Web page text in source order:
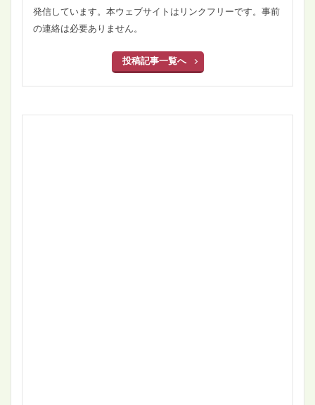
発信しています。本ウェブサイトはリンクフリーです。事前
の連絡は必要ありません。
投稿記事一覧へ